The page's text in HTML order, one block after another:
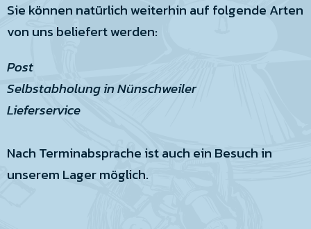
Sie können natürlich weiterhin auf folgende Arten
von uns beliefert werden:
Post
Selbstabholung in Nünschweiler
Lieferservice
Nach Terminabsprache ist auch ein Besuch in
unserem Lager möglich.